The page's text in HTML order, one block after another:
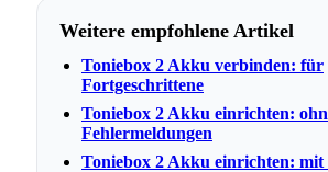
Weitere empfohlene Artikel
Toniebox 2 Akku verbinden: für
Fortgeschrittene
Toniebox 2 Akku einrichten:
Fehlermeldungen
Toniebox 2 Akku einrichten: